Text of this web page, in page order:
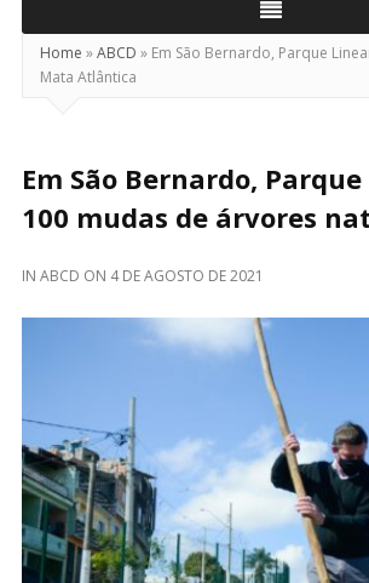
Home »ABCD » Em São Bernardo, Parque
Mata Atlântica
Em São Bernardo,
100 mudas de árvores
IN ABCD ON 4 DE AGOSTO DE 2021